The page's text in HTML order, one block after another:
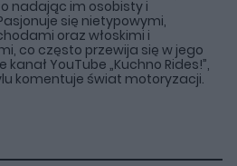
nadając im osobisty i
się nietypowymi,
oraz włoskimi i
co często przewija się w jego
YouTube „Kuchno Rides!”,
komentuje świat motoryzacji.